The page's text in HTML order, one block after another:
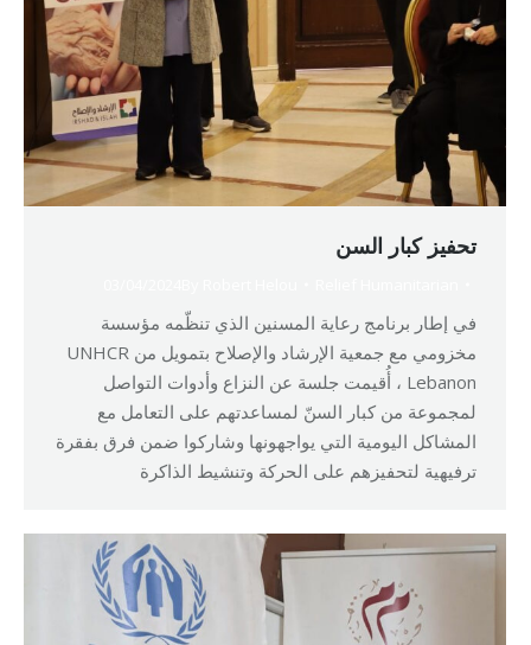
تحفيز كبار السن
في إطار برنامج رعاية المسنين الذي تنظّمه مؤسسة
مخزومي مع جمعية الإرشاد والإصلاح بتمويل من UNHCR
Lebanon ، أُقيمت جلسة عن النزاع وأدوات التواصل
لمجموعة من كبار السنّ لمساعدتهم على التعامل مع
المشاكل اليومية التي يواجهونها وشاركوا ضمن فرق بفقرة
ترفيهية لتحفيزهم على الحركة وتنشيط الذاكرة